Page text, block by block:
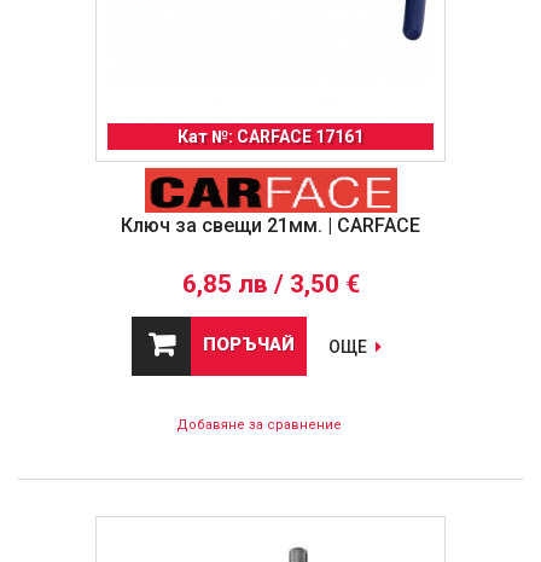
Кат №: CARFACE 17161
Ключ за свещи 21мм. | CARFACE
6,85 лв / 3,50 €
ПОРЪЧАЙ ОЩЕ
Добавяне за сравнение